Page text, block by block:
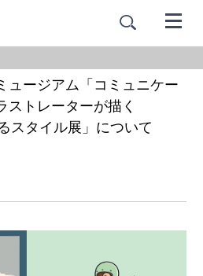
ージアム「コミュニケー
ストレーターが描く
スタイル展」について